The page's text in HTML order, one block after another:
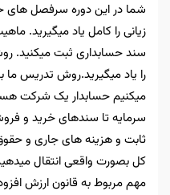
شما در این دوره سرفصل
زیانی را کامل یاد میگیرید.
سند حسابداری ثبت میکنید.
را یاد میگیرید.روش تدریس
میکنیم حسابدار یک شرکت
سرمایه تا سندهای خرید و
ثابت و هزینه های جاری و حقوق
کل بصورت واقعی انتقال
مهم مربوط به قانون ارزش